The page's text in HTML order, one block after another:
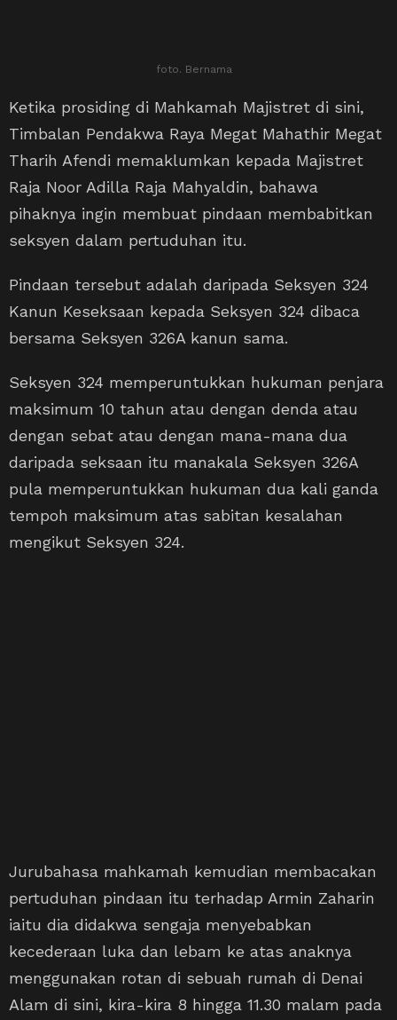
foto. Bernama
Ketika prosiding di Mahkamah Majistret di sini,
Timbalan Pendakwa Raya Megat Mahathir Megat
Tharih Afendi memaklumkan kepada Majistret
Raja Noor Adilla Raja Mahyaldin, bahawa
pihaknya ingin membuat pindaan membabitkan
seksyen dalam pertuduhan itu.
Pindaan tersebut adalah daripada Seksyen 324
Kanun Keseksaan kepada Seksyen 324 dibaca
bersama Seksyen 326A kanun sama.
Seksyen 324 memperuntukkan hukuman penjara
maksimum 10 tahun atau dengan denda atau
dengan sebat atau dengan mana-mana dua
daripada seksaan itu manakala Seksyen 326A
pula memperuntukkan hukuman dua kali ganda
tempoh maksimum atas sabitan kesalahan
mengikut Seksyen 324.
Jurubahasa mahkamah kemudian membacakan
pertuduhan pindaan itu terhadap Armin Zaharin
iaitu dia didakwa sengaja menyebabkan
kecederaan luka dan lebam ke atas anaknya
menggunakan rotan di sebuah rumah di Denai
Alam di sini, kira-kira 8 hingga 11.30 malam pada